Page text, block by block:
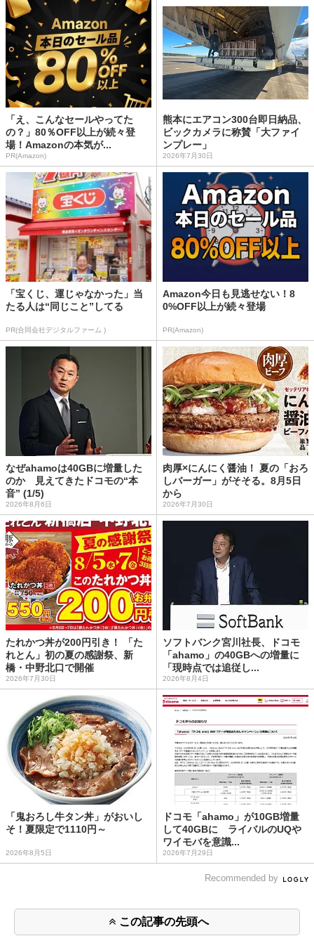
「え、こんなセールやってた
の？」80％OFF以上が続々登
場！Amazonの本気が...
PR(Amazon)
熊本にエアコン300台即日納品、
ビックカメラに称賛「大ファイ
ンプレー」
2026年7月30日
「宝くじ、運じゃなかった」当
たる人は“同じこと”してる
PR(合同会社デジタルファーム )
Amazon今日も見逃せない！8
0%OFF以上が続々登場
PR(Amazon)
なぜahamoは40GBに増量した
のか 見えてきたドコモの“本
音” (1/5)
2026年8月6日
肉厚×にんにく醤油！ 夏の「おろ
しバーガー」がそそる。8月5日
から
2026年7月30日
たれかつ丼が200円引き！ 「た
れとん」初の夏の感謝祭、新
橋・中野北口で開催
2026年7月30日
ソフトバンク宮川社長、ドコモ
「ahamo」の40GBへの増量に
「現時点では追従し...
2026年8月4日
「鬼おろし牛タン丼」がおいし
そ！夏限定で1110円～
2026年8月5日
ドコモ「ahamo」が10GB増量
して40GBに ライバルのUQや
ワイモバを意識...
2026年7月29日
Recommended by
この記事の先頭へ